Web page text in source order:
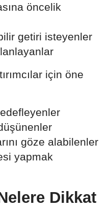
öncelik
getiri isteyenler
için öne
göze alabilenler
yapmak
Dikkat